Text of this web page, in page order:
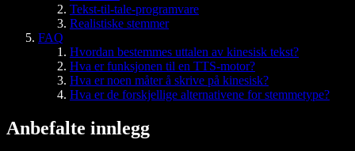
Tekst-til-tale-programvare
Realistiske stemmer
FAQ
Hvordan bestemmes uttalen av kinesisk tekst?
Hva er funksjonen til en TTS-motor?
Hva er noen måter å skrive på kinesisk?
Hva er de forskjellige alternativene for stemmetype?
Anbefalte innlegg